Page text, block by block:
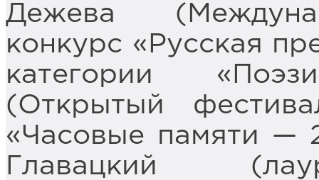
Дежева
конкурс «Русская
категории
(Открытый
«Часовые памяти —
Главацкий